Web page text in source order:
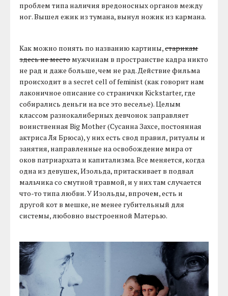
проблем типа наличия вредоносных органов между
ног. Вышел ежик из тумана, вынул ножик из кармана.
Как можно понять по названию картины,старикам
здесь не местомужчинам в пространстве кадра никто
не рад и даже больше, чем не рад. Действие фильма
происходит в a secret cell of feminist (как говорит нам
лаконичное описание со странички Kickstarter, где
собирались деньги на все это веселье). Целым
классом разнокалиберных девчонок заправляет
воинственная Big Mother (Сусанна Захсе, постоянная
актриса Ля Брюса), у них есть свод правил, ритуалы и
занятия, направленные на освобождение мира от
оков патриархата и капитализма. Все меняется, когда
одна из девушек, Изольда, притаскивает в подвал
мальчика со смутной травмой, и у них там случается
что-то типа любви. У Изольды, впрочем, есть и
другой кот в мешке, не менее губительный для
системы, любовно выстроенной Матерью.